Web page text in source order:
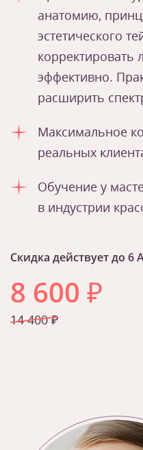
анатомию,
эстетического
корректировать
эффективно.
расширить
Максимальное
реальных
Обучение у
в индустрии
Скидка действует до 6
8 600 ₽
14 400 ₽